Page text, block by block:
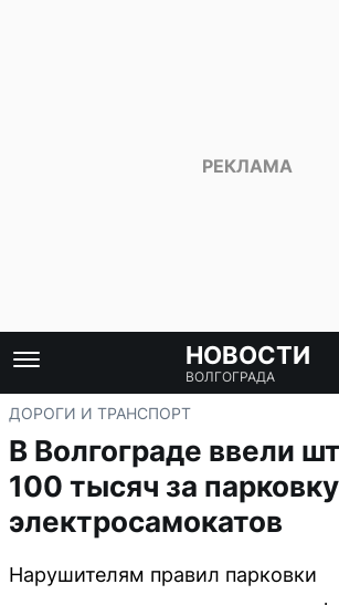
НОВОСТИ
ВОЛГОГРАДА
ДОРОГИ И ТРАНСПОРТ
В Волгограде ввели
100 тысяч за парковку
электросамокатов
Нарушителям правил парковки